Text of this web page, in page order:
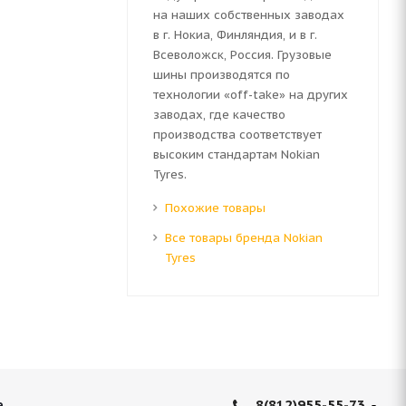
на наших собственных заводах
в г. Нокиа, Финляндия, и в г.
Всеволожск, Россия. Грузовые
шины производятся по
технологии «off-take» на других
заводах, где качество
производства соответствует
высоким стандартам Nokian
Tyres.
Похожие товары
Все товары бренда Nokian
Tyres